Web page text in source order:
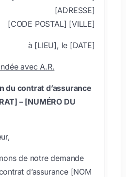
[ADRESSE]
[CODE POSTAL] [VILLE]
à [LIEU], le [DATE]
avec A.R.
du contrat d’assurance
– [NUMÉRO DU
de notre demande
d’assurance [NOM